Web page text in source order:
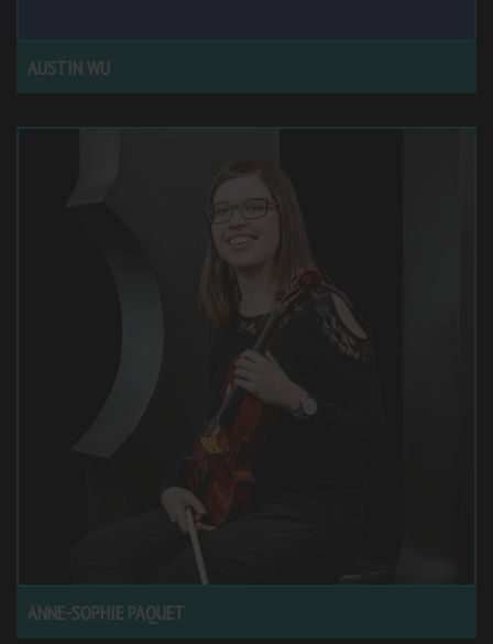
AUSTIN WU
ANNE-SOPHIE PAQUET